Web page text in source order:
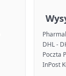
DHL -
Poczta
InPost